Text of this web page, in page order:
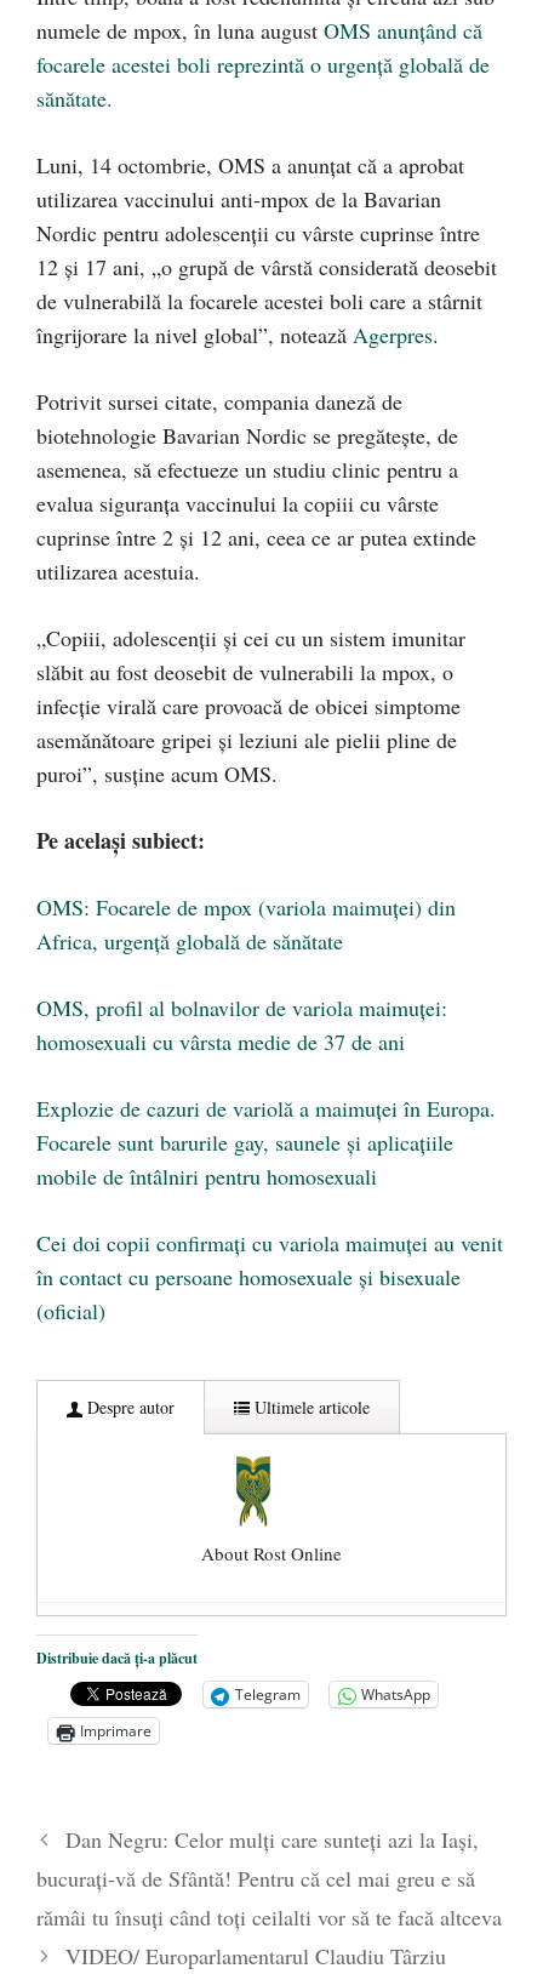
numele de mpox, în luna august OMS anunțând că
focarele acestei boli reprezintă o urgență globală de
sănătate.
Luni, 14 octombrie, OMS a anunțat că a aprobat
utilizarea vaccinului anti-mpox de la Bavarian
Nordic pentru adolescenţii cu vârste cuprinse între
12 şi 17 ani, „o grupă de vârstă considerată deosebit
de vulnerabilă la focarele acestei boli care a stârnit
îngrijorare la nivel global”, notează Agerpres.
Potrivit sursei citate, compania daneză de
biotehnologie Bavarian Nordic se pregăteşte, de
asemenea, să efectueze un studiu clinic pentru a
evalua siguranţa vaccinului la copiii cu vârste
cuprinse între 2 şi 12 ani, ceea ce ar putea extinde
utilizarea acestuia.
„Copiii, adolescenţii şi cei cu un sistem imunitar
slăbit au fost deosebit de vulnerabili la mpox, o
infecţie virală care provoacă de obicei simptome
asemănătoare gripei şi leziuni ale pielii pline de
puroi”, susține acum OMS.
Pe același subiect:
OMS: Focarele de mpox (variola maimuței) din
Africa, urgență globală de sănătate
OMS, profil al bolnavilor de variola maimuței:
homosexuali cu vârsta medie de 37 de ani
Explozie de cazuri de variolă a maimuței în Europa.
Focarele sunt barurile gay, saunele și aplicațiile
mobile de întâlniri pentru homosexuali
Cei doi copii confirmați cu variola maimuței au venit
în contact cu persoane homosexuale și bisexuale
(oficial)
Despre autor Ultimele articole
About Rost Online
Dezvăluiri cutremurătoare despre
președintele Ucrainei, Volodymyr
Zelensky
- 13 mai 2026
Statul care servește Națiunea
poetului Octavian Goga, înlăturat din Iași
- 16 aprilie 2026
Distribuie dacă ți-a plăcut
Telegram
WhatsApp
Imprimare
Dan Negru: Celor mulți care sunteți azi la Iași,
bucurați-vă de Sfântă! Pentru că cel mai greu e să
rămâi tu însuți când toți ceilalti vor să te facă altceva
VIDEO/ Europarlamentarul Claudiu Târziu